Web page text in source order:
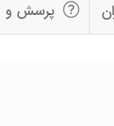
پرسش و